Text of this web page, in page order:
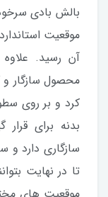
بالش بادی
موقعیت
آن رسید. علاوه
محصول سازگار و
کرد و بر روی
بدنه برای
سازگاری دارد و
تا در نهایت